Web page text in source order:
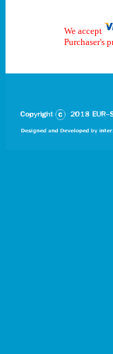
We accept
Purchaser's